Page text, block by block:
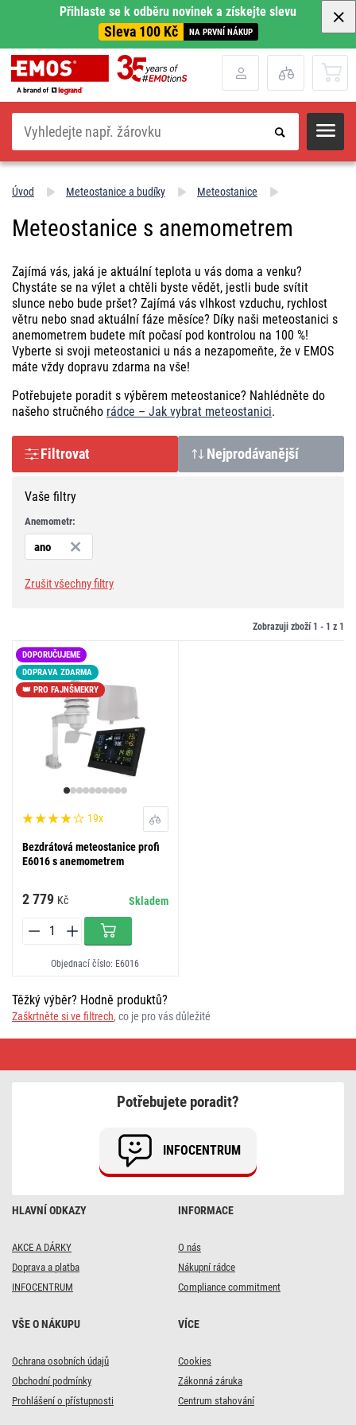
Přihlaste se k odběru novinek a získejte slevu
Sleva 100 Kč NA PRVNÍ NÁKUP
Hledat
Úvod Meteostanice a budíky Meteostanice
Meteostanice s anemometrem
Zajímá vás, jaká je aktuální teplota u vás doma a venku?
Chystáte se na výlet a chtěli byste vědět, jestli bude svítit
slunce nebo bude pršet? Zajímá vás vlhkost vzduchu, rychlost
větru nebo snad aktuální fáze měsíce? Díky naši meteostanici s
anemometrem budete mít počasí pod kontrolou na 100 %!
Vyberte si svoji meteostanici u nás a nezapomeňte, že v EMOS
máte vždy dopravu zdarma na vše!
Potřebujete poradit s výběrem meteostanice? Nahlédněte do
našeho stručného rádce – Jak vybrat meteostanici.
Filtrovat Nejprodávanější
Vaše filtry
Anemometr:
ano
Zrušit všechny filtry
Zobrazuji zboží 1 - 1 z 1
DOPORUČUJEME
DOPRAVA ZDARMA
👑 PRO FAJNŠMEKRY
19x
Bezdrátová meteostanice profi
E6016 s anemometrem
2 779 Kč Skladem
Objednací číslo: E6016
Těžký výběr? Hodně produktů?
Zaškrtněte si ve filtrech, co je pro vás důležité
HLAVNÍ ODKAZY
AKCE A DÁRKY
Doprava a platba
INFOCENTRUM
INFORMACE
O nás
Nákupní rádce
Compliance commitment
VŠE O NÁKUPU
Ochrana osobních údajů
Obchodní podmínky
Prohlášení o přístupnosti
VÍCE
Cookies
Zákonná záruka
Centrum stahování
Potřebujete poradit?
INFOCENTRUM